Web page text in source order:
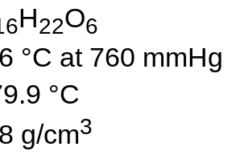
H22O6
°C at 760 mmHg
°C
g/cm3